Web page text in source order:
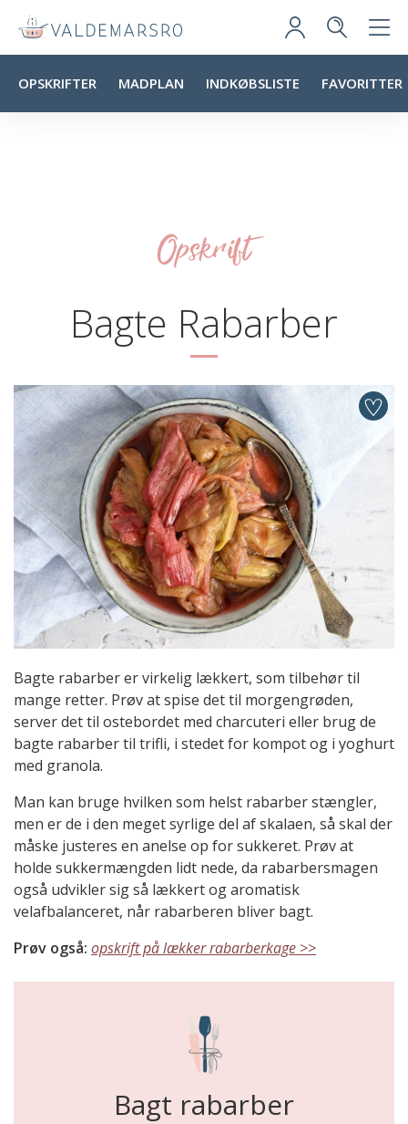
OPSKRIFTER MADPLAN INDKØBSLISTE FAVORITTER
Opskrift
Bagte Rabarber
Bagte rabarber er virkelig lækkert, som tilbehør til
mange retter. Prøv at spise det til morgengrøden,
server det til ostebordet med charcuteri eller brug de
bagte rabarber til trifli, i stedet for kompot og i yoghurt
med granola.
Man kan bruge hvilken som helst rabarber stængler,
men er de i den meget syrlige del af skalaen, så skal der
måske justeres en anelse op for sukkeret. Prøv at
holde sukkermængden lidt nede, da rabarbersmagen
også udvikler sig så lækkert og aromatisk
velafbalanceret, når rabarberen bliver bagt.
Prøv også: opskrift på lækker rabarberkage >>
Bagt rabarber